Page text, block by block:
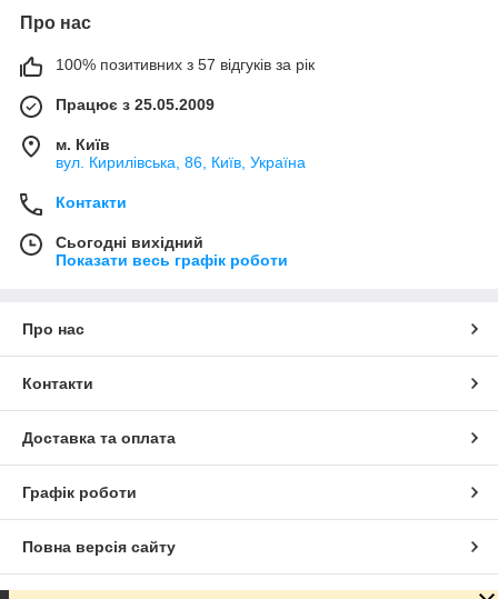
Про нас
100% позитивних з 57 відгуків за рік
Працює з 25.05.2009
м. Київ
вул. Кирилівська, 86, Київ, Україна
Контакти
Сьогодні вихідний
Показати весь графік роботи
Про нас
Контакти
Доставка та оплата
Графік роботи
Повна версія сайту